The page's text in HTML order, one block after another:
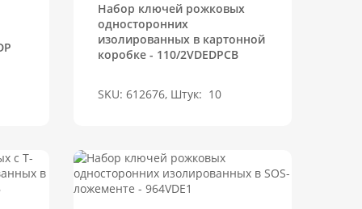
Набор ключей рожковых
односторонних
изолированных в картонной
коробке - 110/2VDEDPCB
SKU: 612676, Штук: 10